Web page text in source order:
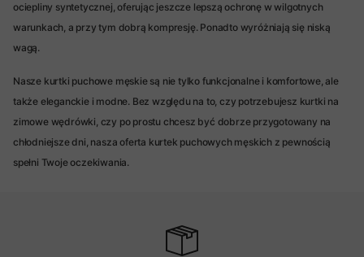
ociepliny syntetycznej, oferując jeszcze lepszą ochronę w wilgotnych
warunkach, a przy tym dobrą kompresję. Ponadto wyróżniają się niską
wagą.
Nasze kurtki puchowe męskie są nie tylko funkcjonalne i komfortowe, ale
także eleganckie i modne. Bez względu na to, czy potrzebujesz kurtki na
zimowe wędrówki, czy po prostu chcesz być dobrze przygotowany na
chłodniejsze dni, nasza oferta kurtek puchowych męskich z pewnością
spełni Twoje oczekiwania.